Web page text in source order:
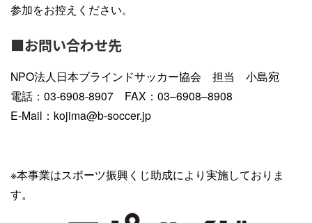
参加をお控えください。
■お問い合わせ先
NPO法人日本ブラインドサッカー協会 担当 小島宛
電話：03-6908-8907 FAX：03–6908–8908
E-Mail：kojima@b-soccer.jp
※本事業はスポーツ振興くじ助成により実施しておりま
す。